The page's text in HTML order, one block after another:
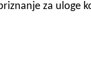
za uloge